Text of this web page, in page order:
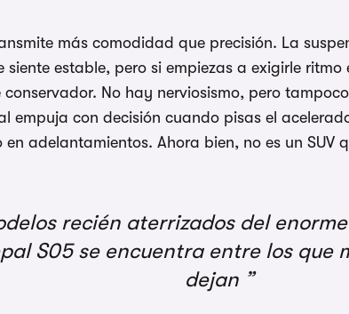
más comodidad que precisión. La
siente estable, pero si empiezas a exigirle
No hay nerviosismo, pero
empuja con decisión cuando pisas el
en adelantamientos. Ahora bien, no es un SUV
recién aterrizados del
S05 se encuentra entre los que
dejan